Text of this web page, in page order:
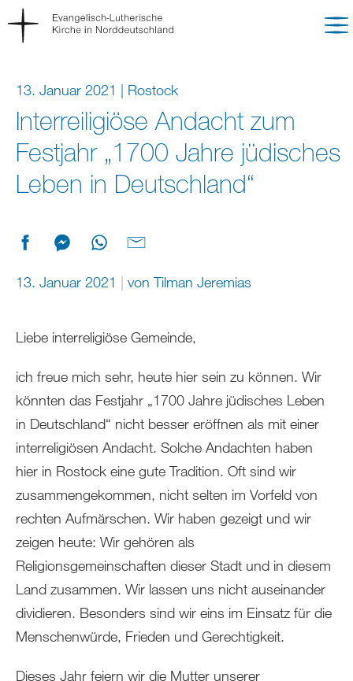
13. Januar 2021 | Rostock
Interreiligiöse Andacht zum
Festjahr „1700 Jahre jüdisches
Leben in Deutschland“
13. Januar 2021 vonTilman Jeremias
Liebe interreligiöse Gemeinde,
ich freue mich sehr, heute hier sein zu können. Wir
könnten das Festjahr „1700 Jahre jüdisches Leben
in Deutschland“ nicht besser eröffnen als mit einer
interreligiösen Andacht. Solche Andachten haben
hier in Rostock eine gute Tradition. Oft sind wir
zusammengekommen, nicht selten im Vorfeld von
rechten Aufmärschen. Wir haben gezeigt und wir
zeigen heute: Wir gehören als
Religionsgemeinschaften dieser Stadt und in diesem
Land zusammen. Wir lassen uns nicht auseinander
dividieren. Besonders sind wir eins im Einsatz für die
Menschenwürde, Frieden und Gerechtigkeit.
Dieses Jahr feiern wir die Mutter unserer